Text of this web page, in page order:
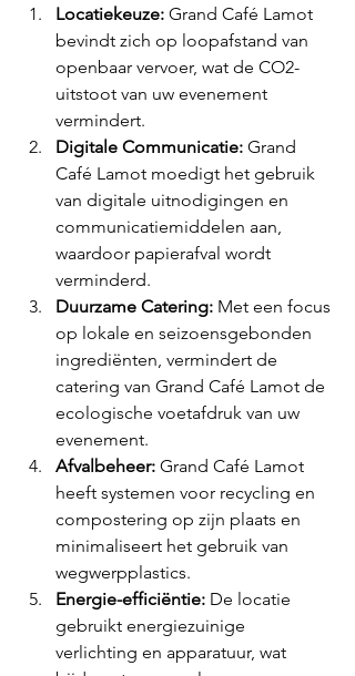
Locatiekeuze: Grand Café Lamot
bevindt zich op loopafstand van
openbaar vervoer, wat de CO2-
uitstoot van uw evenement
vermindert.
Digitale Communicatie: Grand
Café Lamot moedigt het gebruik
van digitale uitnodigingen en
communicatiemiddelen aan,
waardoor papierafval wordt
verminderd.
Duurzame Catering: Met een focus
op lokale en seizoensgebonden
ingrediënten, vermindert de
catering van Grand Café Lamot de
ecologische voetafdruk van uw
evenement.
Afvalbeheer: Grand Café Lamot
heeft systemen voor recycling en
compostering op zijn plaats en
minimaliseert het gebruik van
wegwerpplastics.
Energie-efficiëntie: De locatie
gebruikt energiezuinige
verlichting en apparatuur, wat